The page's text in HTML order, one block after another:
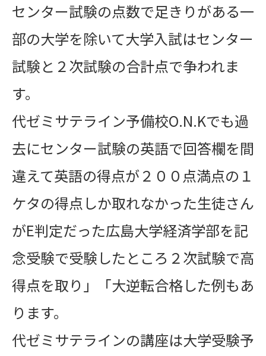
センター試験の点数で足きりがある一
部の大学を除いて大学入試はセンター
試験と２次試験の合計点で争われま
す。
代ゼミサテライン予備校O.N.Kでも過
去にセンター試験の英語で回答欄を間
違えて英語の得点が２００点満点の１
ケタの得点しか取れなかった生徒さん
がE判定だった広島大学経済学部を記
念受験で受験したところ２次試験で高
得点を取り」「大逆転合格した例もあ
ります。
代ゼミサテラインの講座は大学受験予